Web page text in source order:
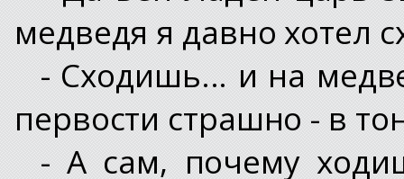
медведя я давно хотел
- Сходишь... и на
первости страшно - в
- А сам, почему